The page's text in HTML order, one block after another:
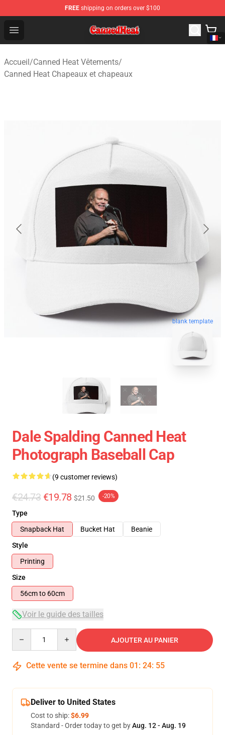
FREE shipping on orders over $100
Open menu
Canned Heat Store - Official Canned Heat Merchandise
Accueil/Canned Heat Vêtements/
Canned Heat Chapeaux et chapeaux
blank template
Dale Spalding Canned Heat
Photograph Baseball Cap
(9 customer reviews)
€24.73 €19.78 $21.50 -20%
Type
Snapback Hat
Bucket Hat
Beanie
Style
Printing
Size
56cm to 60cm
Voir le guide des tailles
AJOUTER AU PANIER
Cette vente se termine dans 01 : 24: 54
Deliver to United States
Cost to ship:$6.99
Standard - Order today to get byAug. 12 - Aug. 19